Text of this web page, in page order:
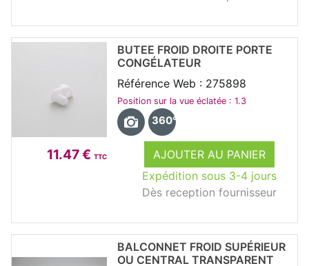
11.47 € TTC
AJOUTER AU PANIER
Expédition sous 3-4 jours
Dès reception fournisseur
BUTEE FROID DROITE PORTE
CONGÉLATEUR
Référence Web : 275898
Position sur la vue éclatée : 1.3
360°
BALCONNET FROID SUPÉRIEUR
OU CENTRAL TRANSPARENT